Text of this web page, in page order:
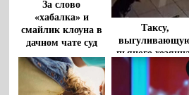
За слово
«хабалка» и
смайлик клоуна в
дачном чате суд
оправдал
женщину
Таксу,
пьяного хозяина,
сняли на видео